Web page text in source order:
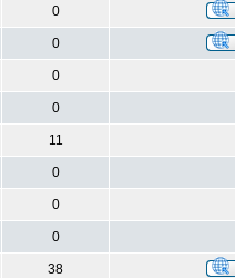
0
0
0
0
11
0
0
0
38